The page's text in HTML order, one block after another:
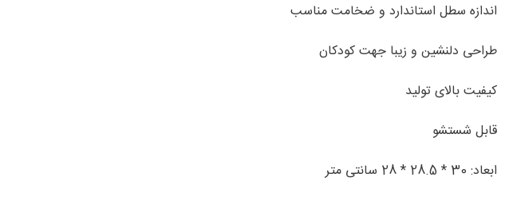
اندازه سطل استاندارد و ضخامت مناسب
طراحی دلنشین و زیبا جهت کودکان
کیفیت بالای تولید
قابل شستشو
ابعاد: 30 * 28.5 * 28 سانتی متر